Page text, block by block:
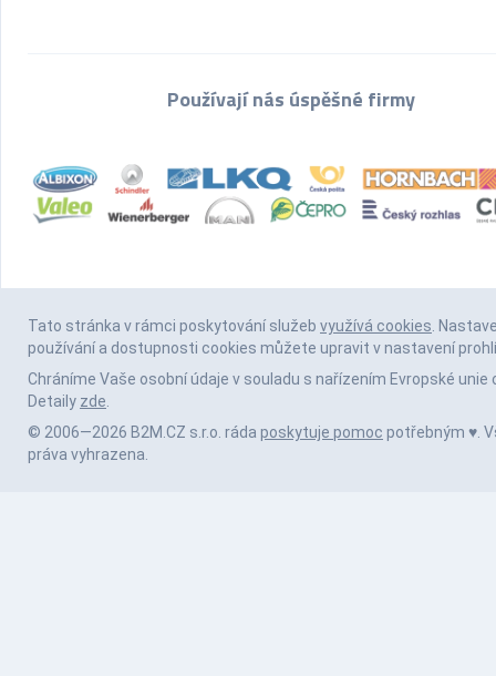
Používají nás úspěšné firmy
Tato stránka v rámci poskytování služeb využívá cookies.
používání a dostupnosti cookies můžete upravit v nastavení
Chráníme Vaše osobní údaje v souladu s nařízením Evropské unie
Detaily zde.
© 2006—2026 B2M.CZ s.r.o. ráda poskytuje pomoc potřebným ♥️.
práva vyhrazena.